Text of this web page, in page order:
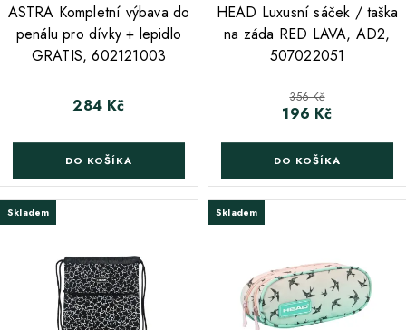
ASTRA Kompletní výbava do
penálu pro dívky + lepidlo
GRATIS, 602121003
Cena
284 Kč
DO KOŠÍKA
HEAD Luxusní sáček / taška
na záda RED LAVA, AD2,
507022051
Běžná cena
356 Kč
Cena
196 Kč
DO KOŠÍKA
Skladem Skladem